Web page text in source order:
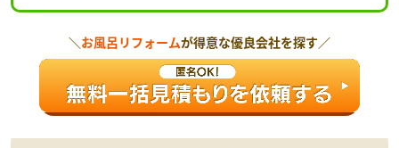
＼ お風呂リフォームが得意な優良会社を探す／